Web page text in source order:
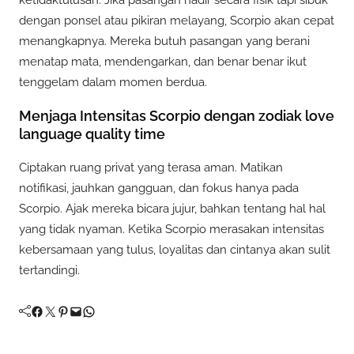
dengan ponsel atau pikiran melayang, Scorpio akan cepat
menangkapnya. Mereka butuh pasangan yang berani
menatap mata, mendengarkan, dan benar benar ikut
tenggelam dalam momen berdua.
Menjaga Intensitas Scorpio dengan zodiak love
language quality time
Ciptakan ruang privat yang terasa aman. Matikan
notifikasi, jauhkan gangguan, dan fokus hanya pada
Scorpio. Ajak mereka bicara jujur, bahkan tentang hal hal
yang tidak nyaman. Ketika Scorpio merasakan intensitas
kebersamaan yang tulus, loyalitas dan cintanya akan sulit
tertandingi.
Facebook Twitter Pinterest Mail WhatsApp